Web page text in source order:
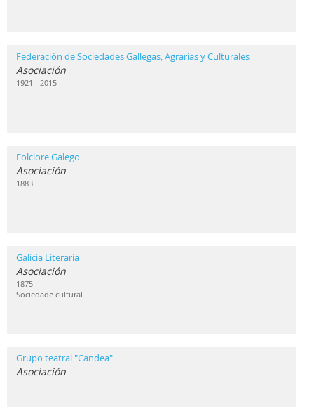
Federación de Sociedades Gallegas, Agrarias y Culturales
Asociación
1921 - 2015
Folclore Galego
Asociación
1883
Galicia Literaria
Asociación
1875
Sociedade cultural
Grupo teatral "Candea"
Asociación